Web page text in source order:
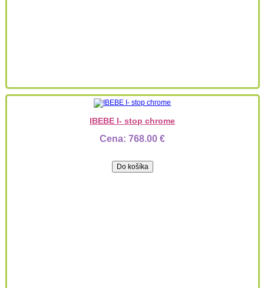
IBEBE I- stop chrome
Cena:768.00 €